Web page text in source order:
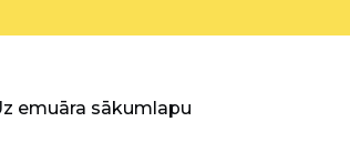
emuāra sākumlapu